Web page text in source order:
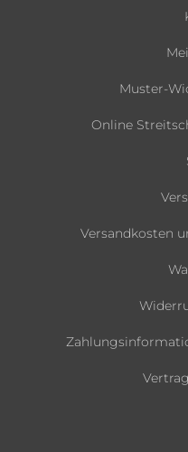
Muster-
Online
Versandkosten